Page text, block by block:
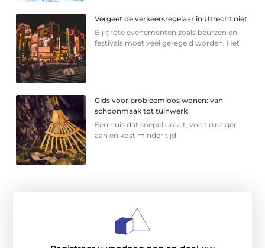
Vergeet de verkeersregelaar in Utrecht niet
Bij grote evenementen zoals beurzen en
festivals moet veel geregeld worden. Het
Gids voor probleemloos wonen: van
schoonmaak tot tuinwerk
Een huis dat soepel draait, voelt rustiger
aan en kost minder tijd